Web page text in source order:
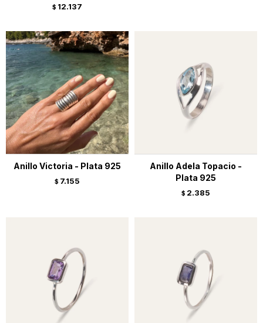
$ 12.137
Anillo Victoria - Plata 925
$ 7.155
Anillo Adela Topacio -
Plata 925
$ 2.385